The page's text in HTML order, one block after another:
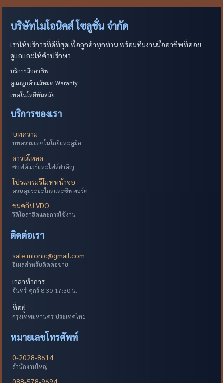
บริษัทไมโอนิคส์ โซลูชั่น จำกัด
เราให้บริการที่ดีที่สุดเพื่อลูกค้าทุกท่าน พร้อมทีมงานมืออาชีพที่คอย
ดูแลและให้คำปรึกษา
บริการมืออาชีพ
ดูแลลูกค้าแม้หมด Waranty
เทคโนโลยีทันสมัย
บริการของเรา
บทความ
บทความเทคโนโลยีและคู่มือ
ดาวน์โหลด
ซอฟต์แวร์และไฟล์สำคัญ
โปรแกรมรีโมทหน้าจอ
ควบคุมระยะไกลและซัพพอร์ต
ชมคลิป VDO
วิดีโอสาธิตและการใช้งาน
ติดต่อเรา
sale.mionic@gmail.com
อีเมลสำหรับติดต่อขาย
เวลาทำการ
จันทร์-ศุกร์ 8:30-17:30 น.
ที่อยู่
กรุงเทพมหานคร ประเทศไทย
หมายเลขโทรศัพท์
0-2028-8614
สำนักงานใหญ่
088-578-9694